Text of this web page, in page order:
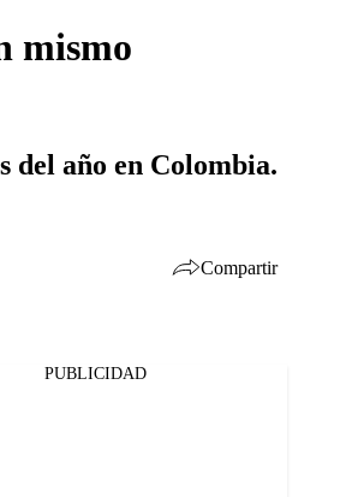
mismo
del año en Colombia.
Compartir
PUBLICIDAD